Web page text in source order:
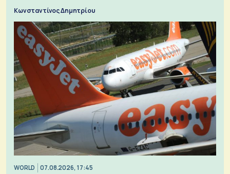
Κωνσταντίνος Δημητρίου
WORLD 07.08.2026, 17:45